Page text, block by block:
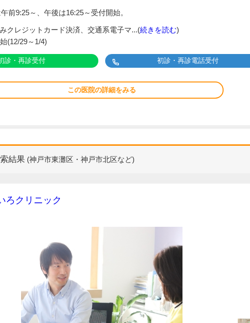
前9:25～、午後は16:25～受付開始。
クレジットカード決済、交通系電子マ...(続きを読む)
(12/29～1/4)
診・再診受付 初診・再診電話受付
この医院の詳細をみる
結果 (神戸市東灘区・神戸市北区など)
ろクリニック